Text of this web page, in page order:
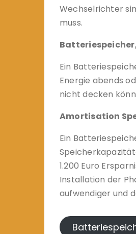
Wechselrichter
muss.
Ein
Energie abends
nicht decken
Amortisation
Ein
1.200 Euro
Installation der
aufwendiger und